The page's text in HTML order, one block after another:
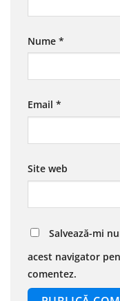
Nume *
Email *
Site web
Salvează-mi
acest navigator
comentez.